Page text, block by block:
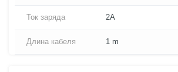
Ток заряда 2A
Длина кабеля 1 m